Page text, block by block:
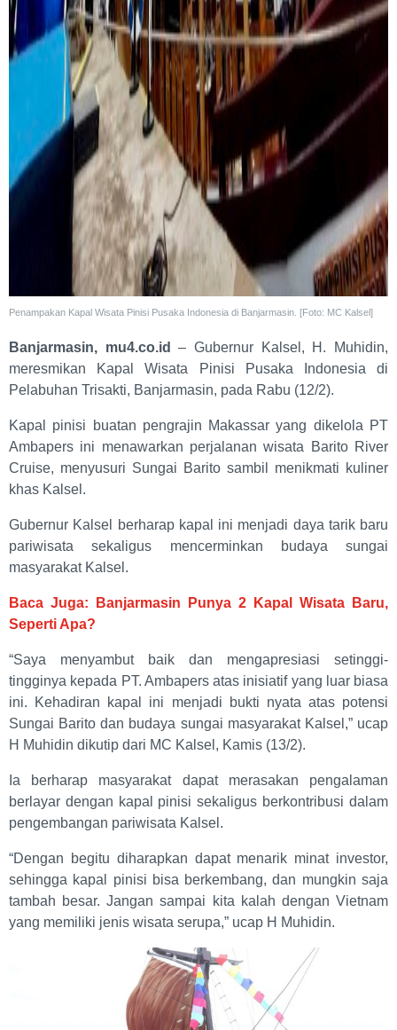
Penampakan Kapal Wisata Pinisi Pusaka Indonesia di Banjarmasin. [Foto: MC Kalsel]
Banjarmasin, mu4.co.id
– Gubernur Kalsel, H. Muhidin,
meresmikan Kapal Wisata Pinisi Pusaka Indonesia di
Pelabuhan Trisakti, Banjarmasin, pada Rabu (12/2).
Kapal pinisi buatan pengrajin Makassar yang dikelola PT
Ambapers ini menawarkan perjalanan wisata Barito River
Cruise, menyusuri Sungai Barito sambil menikmati kuliner
khas Kalsel.
Gubernur Kalsel berharap kapal ini menjadi daya tarik baru
pariwisata sekaligus mencerminkan budaya sungai
masyarakat Kalsel.
Baca Juga: Banjarmasin Punya 2 Kapal Wisata Baru,
Seperti Apa?
“Saya menyambut baik dan mengapresiasi setinggi-
tingginya kepada PT. Ambapers atas inisiatif yang luar biasa
ini. Kehadiran kapal ini menjadi bukti nyata atas potensi
Sungai Barito dan budaya sungai masyarakat Kalsel,” ucap
H Muhidin dikutip dari MC Kalsel, Kamis (13/2).
Ia berharap masyarakat dapat merasakan pengalaman
berlayar dengan kapal pinisi sekaligus berkontribusi dalam
pengembangan pariwisata Kalsel.
“Dengan begitu diharapkan dapat menarik minat investor,
sehingga kapal pinisi bisa berkembang, dan mungkin saja
tambah besar. Jangan sampai kita kalah dengan Vietnam
yang memiliki jenis wisata serupa,” ucap H Muhidin.